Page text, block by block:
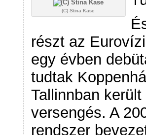
(C) Stina Kase
részt az
egy évben
tudtak
Tallinnban
versengés. A
rendszer